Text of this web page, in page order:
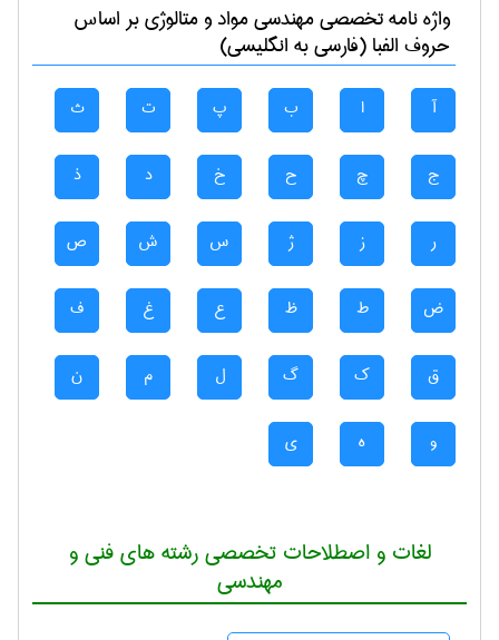
واژه نامه تخصصیمهندسی مواد و متالوژیبر اساس
حروف الفبا (فارسی به انگلیسی)
آ ا ب پ ت ث
ج چ ح خ د ذ
ر ز ژ س ش ص
ض ط ظ ع غ ف
ق ک گ ل م ن
و ه ی
لغات و اصطلاحات تخصصی رشته های فنی و
مهندسی